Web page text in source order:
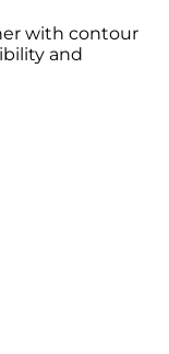
with contour
and